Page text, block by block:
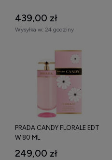
439,00 zł
Wysyłka w: 24 godziny
PRADA CANDY FLORALE EDT
W 80 ML
249,00 zł